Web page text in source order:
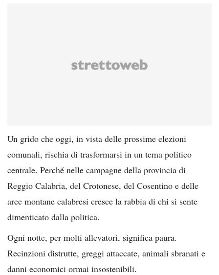
Un grido che oggi, in vista delle prossime elezioni
comunali, rischia di trasformarsi in un tema politico
centrale. Perché nelle campagne della provincia di
Reggio Calabria, del Crotonese, del Cosentino e delle
aree montane calabresi cresce la rabbia di chi si sente
dimenticato dalla politica.
Ogni notte, per molti allevatori, significa paura.
Recinzioni distrutte, greggi attaccate, animali sbranati e
danni economici ormai insostenibili.